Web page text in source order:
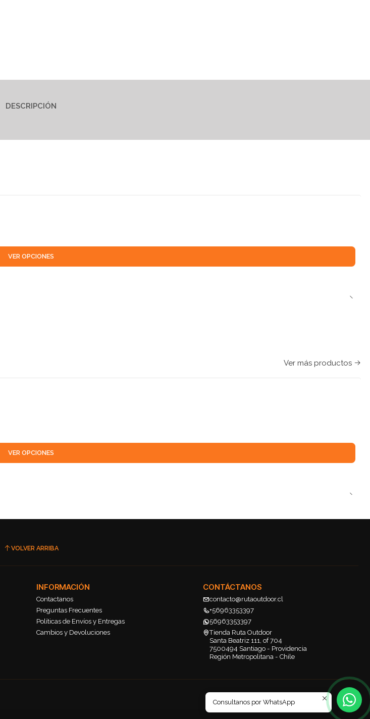
DESCRIPCIÓN
VER OPCIONES
Ver más productos
VER OPCIONES
VOLVER ARRIBA
INFORMACIÓN
Contactanos
Preguntas Frecuentes
Políticas de Envíos y Entregas
Cambios y Devoluciones
CONTÁCTANOS
contacto@rutaoutdoor.cl
+56963353397
56963353397
Tienda Ruta Outdoor
Santa Beatriz 111, of 704
7500494 Santiago - Providencia
Región Metropolitana - Chile
Consultanos por WhatsApp